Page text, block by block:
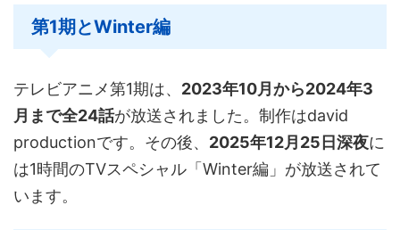
第1期とWinter編
テレビアニメ第1期は、 2023年10月から2024年3
月まで全24話が放送されました。制作はdavid
productionです。その後、 2025年12月25日深夜に
は1時間のTVスペシャル「Winter編」が放送されて
います。